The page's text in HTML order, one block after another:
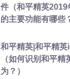
件（和平精英
的主要功能有哪些
和平精英|和平精
（如何识别和平精
为？）